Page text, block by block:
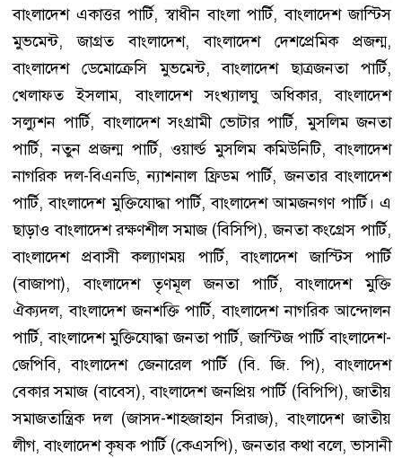
বাংলাদেশ একাত্তর পার্টি, স্বাধীন বাংলা পার্টি, বাংলাদেশ জাস্টিস
মুভমেন্ট, জাগ্রত বাংলাদেশ, বাংলাদেশ দেশপ্রেমিক প্রজন্ম,
বাংলাদেশ ডেমোক্রেসি মুভমেন্ট, বাংলাদেশ ছাত্রজনতা পার্টি,
খেলাফত ইসলাম, বাংলাদেশ সংখ্যালঘু অধিকার, বাংলাদেশ
সল্যুশন পার্টি, বাংলাদেশ সংগ্রামী ভোটার পার্টি, মুসলিম জনতা
পার্টি, নতুন প্রজন্ম পার্টি, ওয়ার্ল্ড মুসলিম কমিউনিটি, বাংলাদেশ
নাগরিক দল-বিএনডি, ন্যাশনাল ফ্রিডম পার্টি, জনতার বাংলাদেশ
পার্টি, বাংলাদেশ মুক্তিযোদ্ধা পার্টি, বাংলাদেশ আমজনগণ পার্টি। এ
ছাড়াও বাংলাদেশ রক্ষণশীল সমাজ (বিসিপি), জনতা কংগ্রেস পার্টি,
বাংলাদেশ প্রবাসী কল্যাণময় পার্টি, বাংলাদেশ জাস্টিস পার্টি
(বাজাপা), বাংলাদেশ তৃণমূল জনতা পার্টি, বাংলাদেশ মুক্তি
ঐক্যদল, বাংলাদেশ জনশক্তি পার্টি, বাংলাদেশ নাগরিক আন্দোলন
পার্টি, বাংলাদেশ মুক্তিযোদ্ধা জনতা পার্টি, জাস্টিজ পার্টি বাংলাদেশ-
জেপিবি, বাংলাদেশ জেনারেল পার্টি (বি. জি. পি), বাংলাদেশ
বেকার সমাজ (বাবেস), বাংলাদেশ জনপ্রিয় পার্টি (বিপিপি), জাতীয়
সমাজতান্ত্রিক দল (জাসদ-শাহজাহান সিরাজ), বাংলাদেশ জাতীয়
লীগ, বাংলাদেশ কৃষক পার্টি (কেএসপি), জনতার কথা বলে, ভাসানী